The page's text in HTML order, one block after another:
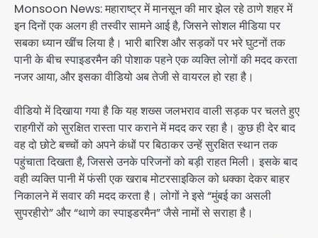
Monsoon News: महाराष्ट्र में मानसून की मार झेल रहे ठाणे शहर में
इन दिनों एक अलग ही तस्वीर सामने आई है, जिसने सोशल मीडिया पर
सबका ध्यान खींच लिया है। भारी बारिश और सड़कों पर भरे घुटनों तक
पानी के बीच स्पाइडरमैन की पोशाक पहने एक व्यक्ति लोगों की मदद करता
नजर आया, और इसका वीडियो अब तेजी से वायरल हो रहा है।
वीडियो में दिखाया गया है कि यह शख्स जलभराव वाली सड़क पर चलते हुए
राहगीरों को सुरक्षित रास्ता पार कराने में मदद कर रहा है। कुछ ही देर बाद
वह दो छोटे बच्चों को अपने कंधों पर बिठाकर उन्हें सुरक्षित स्थान तक
पहुंचाता दिखता है, जिससे उनके परिजनों को बड़ी राहत मिली। इसके बाद
वही व्यक्ति पानी में फंसी एक खराब मोटरसाइकिल को धक्का देकर बाहर
निकालने में सवार की मदद करता है। लोगों ने इसे “मुंबई का असली
सुपरहीरो” और “थाणे का स्पाइडरमैन” जैसे नामों से सराहा है।